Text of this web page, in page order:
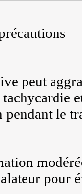
peut
le
pour